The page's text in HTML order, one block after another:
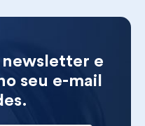
newsletter e
seu e-mail